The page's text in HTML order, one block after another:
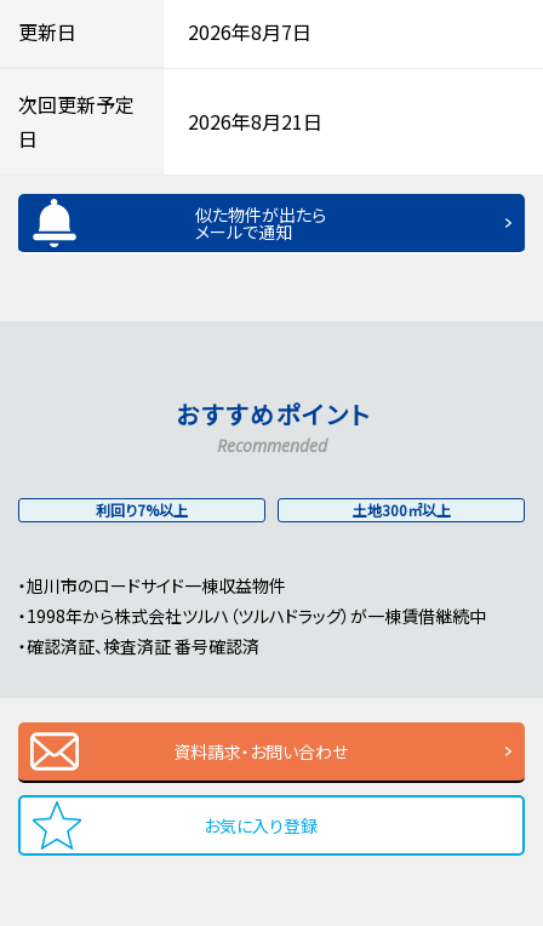
更新日 2026年8月7日
次回更新予定
日
2026年8月21日
似た物件が出たら
メールで通知
おすすめポイント
Recommended
利回り7%以上 土地300㎡以上
・旭川市のロードサイド一棟収益物件
・1998年から株式会社ツルハ（ツルハドラッグ）が一棟賃借継続中
・確認済証、検査済証 番号確認済
資料請求・お問い合わせ
お気に入り登録